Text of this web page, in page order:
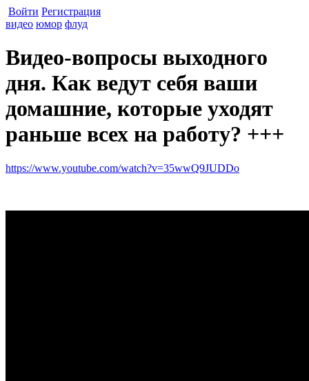
Войти Регистрация
видео юмор флуд
Видео-вопросы выходного
дня. Как ведут себя ваши
домашние, которые уходят
раньше всех на работу? +++
https://www.youtube.com/watch?v=35wwQ9JUDDo